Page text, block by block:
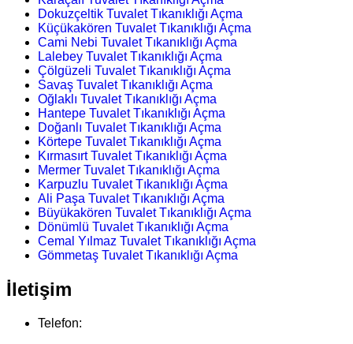
Dokuzçeltik Tuvalet Tıkanıklığı Açma
Küçükakören Tuvalet Tıkanıklığı Açma
Cami Nebi Tuvalet Tıkanıklığı Açma
Lalebey Tuvalet Tıkanıklığı Açma
Çölgüzeli Tuvalet Tıkanıklığı Açma
Savaş Tuvalet Tıkanıklığı Açma
Oğlaklı Tuvalet Tıkanıklığı Açma
Hantepe Tuvalet Tıkanıklığı Açma
Doğanlı Tuvalet Tıkanıklığı Açma
Körtepe Tuvalet Tıkanıklığı Açma
Kırmasırt Tuvalet Tıkanıklığı Açma
Mermer Tuvalet Tıkanıklığı Açma
Karpuzlu Tuvalet Tıkanıklığı Açma
Ali Paşa Tuvalet Tıkanıklığı Açma
Büyükakören Tuvalet Tıkanıklığı Açma
Dönümlü Tuvalet Tıkanıklığı Açma
Cemal Yılmaz Tuvalet Tıkanıklığı Açma
Gömmetaş Tuvalet Tıkanıklığı Açma
İletişim
Telefon: